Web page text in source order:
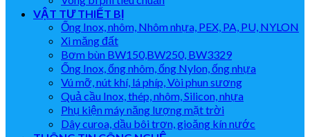
VẬT TƯ THIẾT BỊ
Ống Inox, nhôm, Nhôm nhựa, PEX, PA, PU, NYLON
Xi măng đất
Bơm bùn BW150,BW250, BW3329
Ống Inox, ống nhôm, ống Nylon, ống nhựa
Vú mỡ, nút khí, lá phíp, Vòi phun sương
Quả cầu Inox, thép, nhôm, Silicon, nhựa
Phụ kiện máy năng lượng mặt trời
Dây curoa, dầu bôi trơn, gioăng kín nước